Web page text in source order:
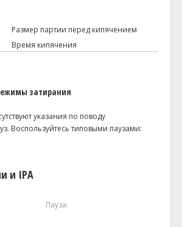
Размер партии перед кипячением
Время кипячения
затирания
указания по поводу
Воспользуйтесь типовыми паузами:
и IPA
Пауза: